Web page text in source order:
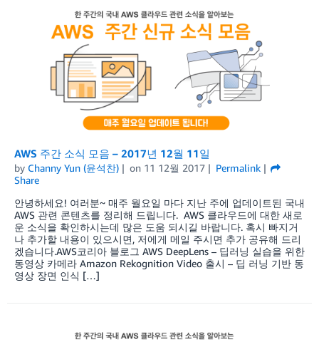
AWS 주간 소식 모음 – 2017년 12월 11일
by Channy Yun (윤석찬) on 11 12월 2017
Permalink
Share
안녕하세요! 여러분~ 매주 월요일 마다 지난 주에 업데이트된 국내
AWS 관련 콘텐츠를 정리해 드립니다. AWS 클라우드에 대한 새로
운 소식을 확인하시는데 많은 도움 되시길 바랍니다. 혹시 빠지거
나 추가할 내용이 있으시면, 저에게 메일 주시면 추가 공유해 드리
겠습니다.AWS코리아 블로그 AWS DeepLens – 딥러닝 실습을 위한
동영상 카메라 Amazon Rekognition Video 출시 – 딥 러닝 기반 동
영상 장면 인식 […]